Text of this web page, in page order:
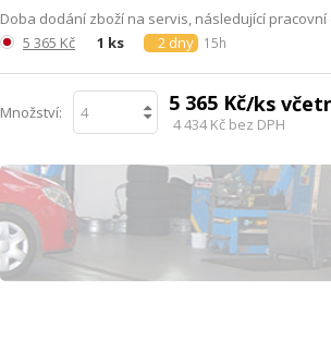
Doba dodání zboží na servis, následující
5 365 Kč
1 ks 2 dny 15h
Množství: 5 365 Kč/ks
4 434 Kč bez DPH